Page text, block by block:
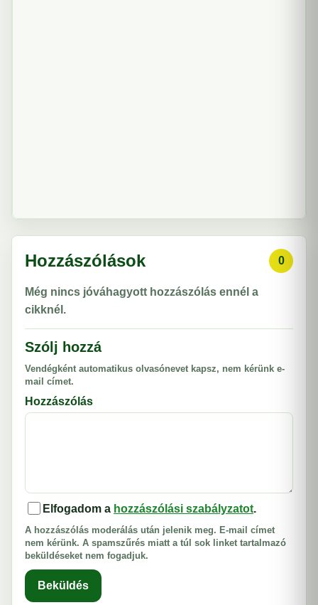
Hozzászólások 0
Még nincs jóváhagyott hozzászólás ennél a
cikknél.
Szólj hozzá
Vendégként automatikus olvasónevet kapsz, nem kérünk e-
mail címet.
Hozzászólás
Elfogadom a hozzászólási szabályzatot.
A hozzászólás moderálás után jelenik meg. E-mail címet
nem kérünk. A spamszűrés miatt a túl sok linket tartalmazó
beküldéseket nem fogadjuk.
Beküldés